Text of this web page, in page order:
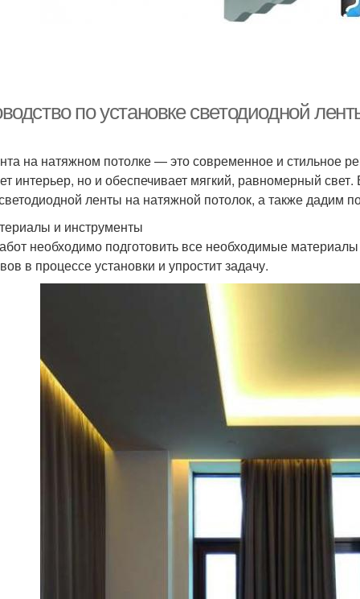
по установке светодиодной
на натяжном потолке — это современное и стильное
интерьер, но и обеспечивает мягкий, равномерный
ленты на натяжной потолок, а также дадим
и инструменты
необходимо подготовить все необходимые
в процессе установки и упростит задачу.